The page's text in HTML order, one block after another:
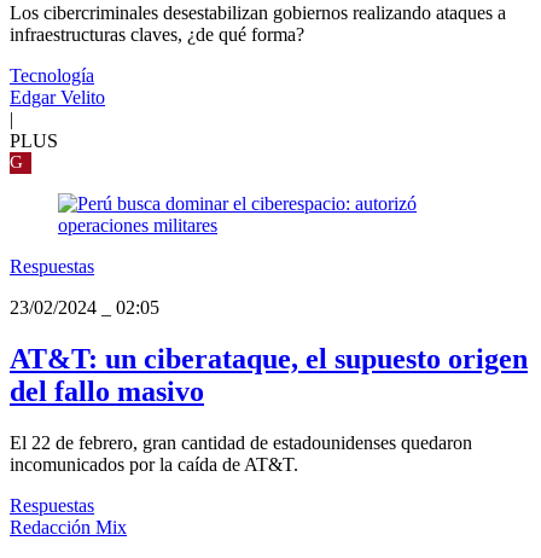
Los cibercriminales desestabilizan gobiernos realizando ataques a
infraestructuras claves, ¿de qué forma?
Tecnología
Edgar Velito
|
PLUS
G
Respuestas
23/02/2024
02:05
AT&T: un ciberataque, el supuesto origen
del fallo masivo
El 22 de febrero, gran cantidad de estadounidenses quedaron
incomunicados por la caída de AT&T.
Respuestas
Redacción Mix